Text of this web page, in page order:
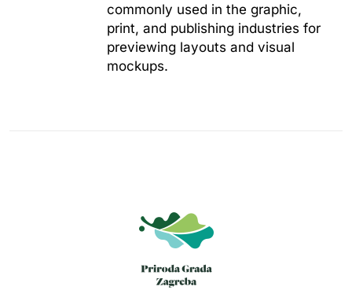
commonly used in the graphic,
print, and publishing industries for
previewing layouts and visual
mockups.